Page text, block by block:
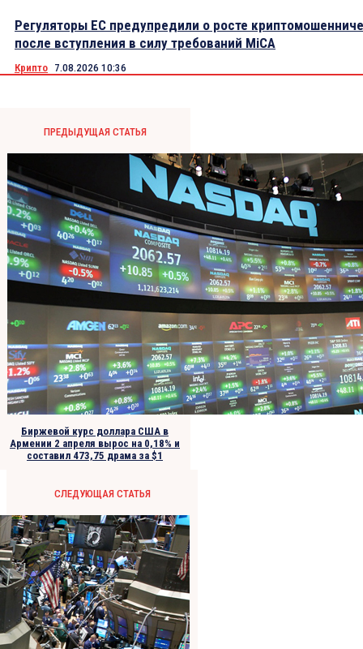
Регуляторы ЕС предупредили о росте
после вступления в силу требований MiCA
Крипто 7.08.2026 10:36
ПРЕДЫДУЩАЯ СТАТЬЯ
Биржевой курс доллара США в
Армении 2 апреля вырос на 0,18% и
составил 473,75 драма за $1
СЛЕДУЮЩАЯ СТАТЬЯ